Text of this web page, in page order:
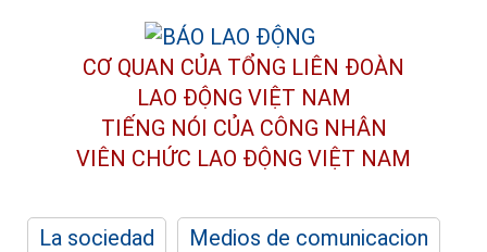
CƠ QUAN CỦA TỔNG LIÊN ĐOÀN
LAO ĐỘNG VIỆT NAM
TIẾNG NÓI CỦA CÔNG NHÂN
VIÊN CHỨC LAO ĐỘNG VIỆT NAM
La sociedad
Medios de comunicacion